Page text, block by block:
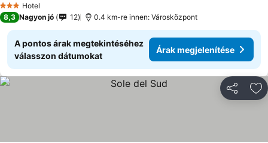
3 Kategória
Hotel
8,3 Nagyon jó 12 0.4 km-re innen: Városközpont
A pontos árak megtekintéséhez
válasszon dátumokat
Árak megjelenítése